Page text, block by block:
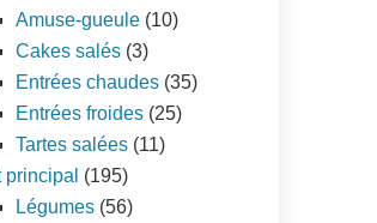
Amuse-gueule (10)
Cakes salés (3)
Entrées chaudes (35)
Entrées froides (25)
Tartes salées (11)
principal (195)
Légumes (56)